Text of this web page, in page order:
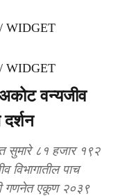
WIDGET
WIDGET
वन्यजीव
दर्शन
सुमारे ८१ हजार १९२
विभागातील पाच
गणनेत एकूण २०३९